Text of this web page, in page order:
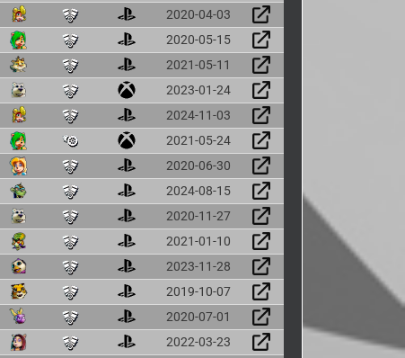
2020-04-03
2020-05-15
2021-05-11
2023-01-24
2024-11-03
2021-05-24
2020-06-30
2024-08-15
2020-11-27
2021-01-10
2023-11-28
2019-10-07
2020-07-01
2022-03-23